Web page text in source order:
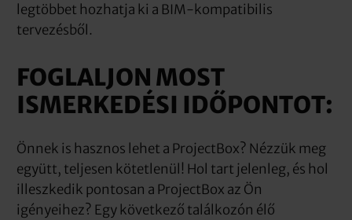
legtöbbet hozhatja ki a BIM-kompatibilis
tervezésből.
FOGLALJON MOST
ISMERKEDÉSI IDŐPONTOT:
Önnek is hasznos lehet a ProjectBox? Nézzük meg
együtt, teljesen kötetlenül! Hol tart jelenleg, és hol
illeszkedik pontosan a ProjectBox az Ön
igényeihez? Egy következő találkozón élő